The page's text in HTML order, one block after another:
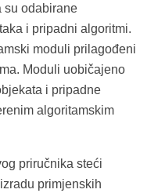
su odabirane
i pripadni algoritmi.
moduli prilagođeni
Moduli uobičajeno
i pripadne
algoritamskim
priručnika steći
primjenskih